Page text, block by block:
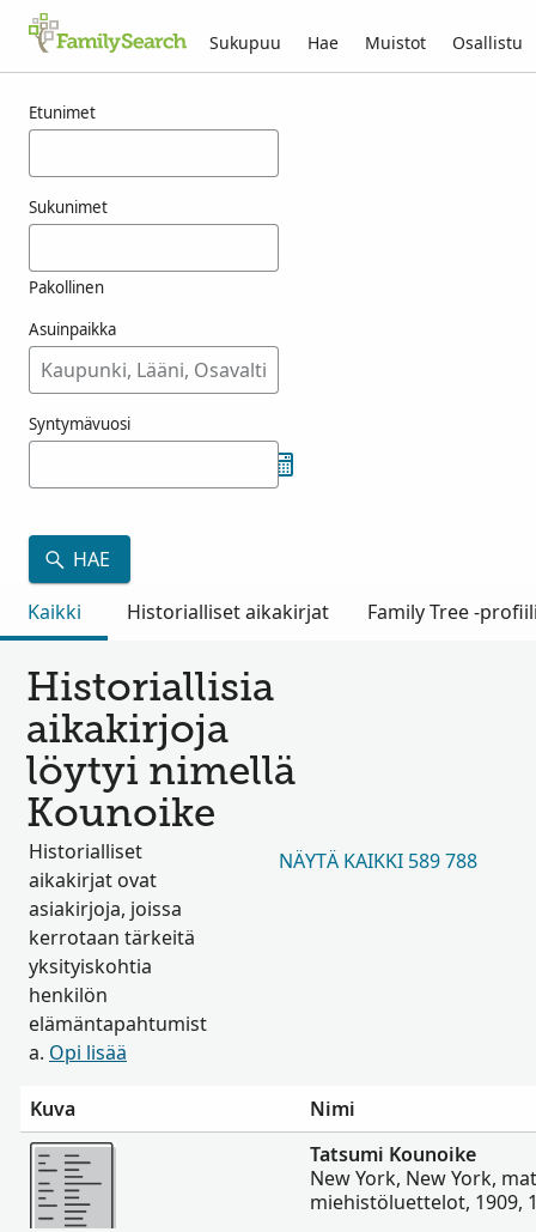
Sukupuu Hae Muistot Osallistu
Etunimet
Sukunimet
Pakollinen
Asuinpaikka
Syntymävuosi
HAE
Kaikki
Historialliset aikakirjat Family Tree -
Historiallisia
aikakirjoja
löytyi nimellä
Kounoike
Historialliset
aikakirjat ovat
asiakirjoja, joissa
kerrotaan tärkeitä
yksityiskohtia
henkilön
elämäntapahtumist
a. Opi lisää
NÄYTÄ KAIKKI 589 788
Kuva
Nimi
Enemmän
Tatsumi Kounoike
New York, New York,
miehistöluettelot, 1909,